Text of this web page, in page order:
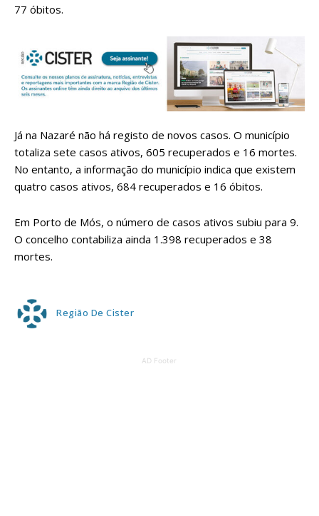
77 óbitos.
Já na Nazaré não há registo de novos casos. O município
totaliza sete casos ativos, 605 recuperados e 16 mortes.
No entanto, a informação do município indica que existem
quatro casos ativos, 684 recuperados e 16 óbitos.
Em Porto de Mós, o número de casos ativos subiu para 9.
O concelho contabiliza ainda 1.398 recuperados e 38
mortes.
Região De Cister
AD Footer